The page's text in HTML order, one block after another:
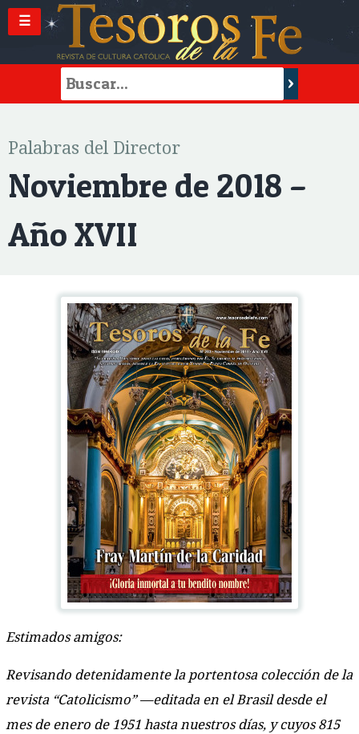
☰
Palabras del Director
Noviembre de 2018 –
Año XVII
Estimados amigos:
Revisando detenidamente la portentosa colección de la
revista “Catolicismo” —editada en el Brasil desde el
mes de enero de 1951 hasta nuestros días, y cuyos 815